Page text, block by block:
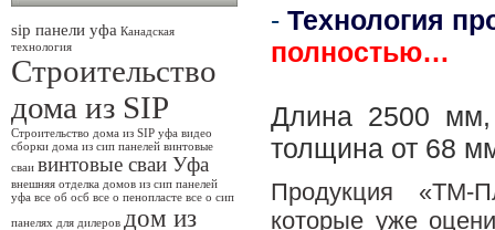
sip панели уфа Канадская
технология
Строительство
дома из SIP
Строительство дома из SIP уфа видео
сборки дома из сип панелей винтовые
сваи винтовые сваи Уфа
внешняя отделка домов из сип панелей
уфа все об осб все о пенопласте все о сип
панелях для дилеров дом из
- Технология
полностью…
Длина 2500
толщина от 68
Продукция «ТМ-
которые уже